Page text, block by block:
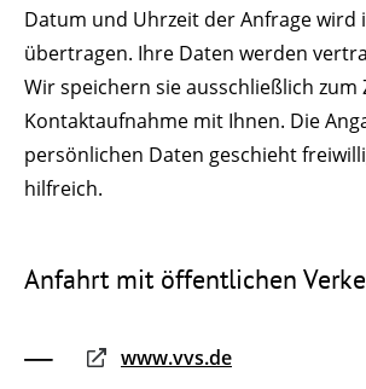
Datum und Uhrzeit der Anfrage wird
übertragen. Ihre Daten werden
Wir speichern sie ausschließlich zum
Kontaktaufnahme mit Ihnen. Die
persönlichen Daten geschieht
hilfreich.
Anfahrt mit öffentlichen
www.vvs.de